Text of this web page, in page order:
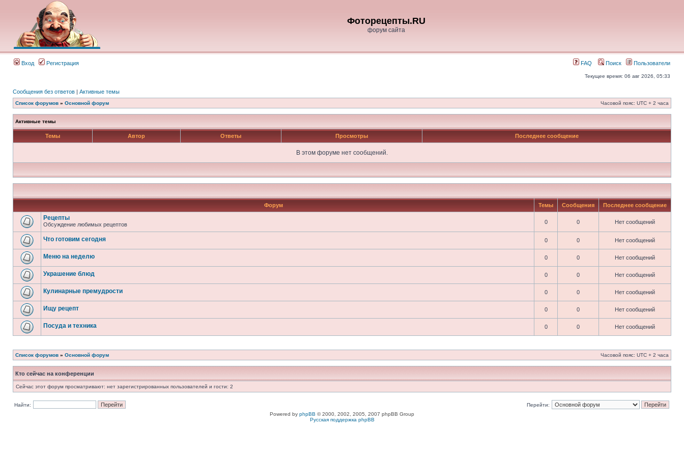
Фоторецепты.RU
форум сайта
Вход Регистрация FAQ Поиск Пользователи
Текущее время: 06 авг 2026, 05:33
Сообщения без ответов | Активные темы
Список форумов » Основной форум Часовой пояс: UTC + 2 часа
Активные темы
Темы Автор Ответы Просмотры Последнее сообщение
В этом форуме нет сообщений.
Форум Темы Сообщения Последнее сообщение
Рецепты
Обсуждение любимых рецептов 0 0 Нет сообщений
Что готовим сегодня 0 0 Нет сообщений
Меню на неделю 0 0 Нет сообщений
Украшение блюд 0 0 Нет сообщений
Кулинарные премудрости 0 0 Нет сообщений
Ищу рецепт 0 0 Нет сообщений
Посуда и техника 0 0 Нет сообщений
Список форумов » Основной форум Часовой пояс: UTC + 2 часа
Кто сейчас на конференции
Сейчас этот форум просматривают: нет зарегистрированных пользователей и гости: 2
Найти:
Перейти:
Powered by phpBB © 2000, 2002, 2005, 2007 phpBB Group
Русская поддержка phpBB